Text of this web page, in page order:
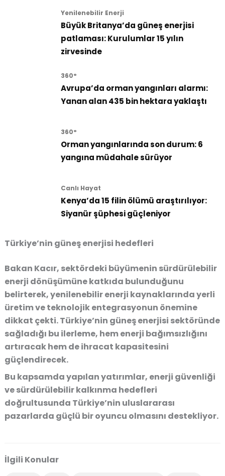
Yenilenebilir Enerji
Büyük Britanya’da güneş enerjisi
patlaması: Kurulumlar 15 yılın
zirvesinde
360°
Avrupa’da orman yangınları alarmı:
Yanan alan 435 bin hektara yaklaştı
360°
Orman yangınlarında son durum: 6
yangına müdahale sürüyor
Canlı Hayat
Kenya’da 15 filin ölümü araştırılıyor:
Siyanür şüphesi güçleniyor
Türkiye’nin güneş enerjisi hedefleri
Bakan Kacır, sektördeki büyümenin sürdürülebilir
enerji dönüşümüne katkıda bulunduğunu
belirterek, yenilenebilir enerji kaynaklarındayerli
üretim ve teknolojik entegrasyonun önemine
dikkat çekti. Türkiye’nin güneş enerjisi sektöründe
sağladığı bu ilerleme, hem enerji bağımsızlığını
artıracak hem de ihracat kapasitesini
güçlendirecek.
Bu kapsamda yapılan yatırımlar, enerji güvenliği
ve sürdürülebilir kalkınma hedefleri
doğrultusunda Türkiye’nin uluslararası
pazarlarda güçlü bir oyuncu olmasını destekliyor.
İlgili Konular